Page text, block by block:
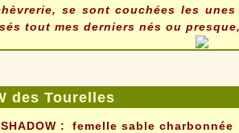
se sont couchées les
tout mes derniers nés ou
des Tourelles
SHADOW :
femelle sable charbonnée